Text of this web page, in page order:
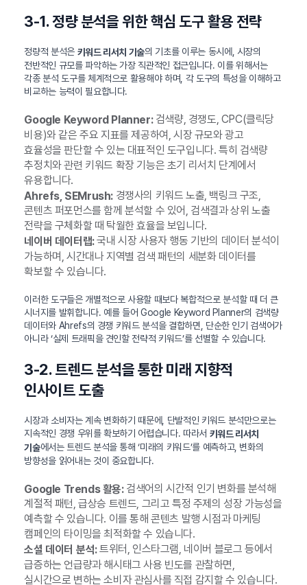
3-1. 정량 분석을 위한 핵심 도구 활용 전략
정량적 분석은 키워드 리서치 기술의 기초를 이루는 동시에, 시장의
전반적인 규모를 파악하는 가장 직관적인 접근입니다. 이를 위해서는
각종 분석 도구를 체계적으로 활용해야 하며, 각 도구의 특성을 이해하고
비교하는 능력이 필요합니다.
Google Keyword Planner:검색량, 경쟁도, CPC(클릭당
비용)와 같은 주요 지표를 제공하여, 시장 규모와 광고
효율성을 판단할 수 있는 대표적인 도구입니다. 특히 검색량
추정치와 관련 키워드 확장 기능은 초기 리서치 단계에서
유용합니다.
Ahrefs, SEMrush:경쟁사의 키워드 노출, 백링크 구조,
콘텐츠 퍼포먼스를 함께 분석할 수 있어, 검색결과 상위 노출
전략을 구체화할 때 탁월한 효율을 보입니다.
네이버 데이터랩:국내 시장 사용자 행동 기반의 데이터 분석이
가능하며, 시간대나 지역별 검색 패턴의 세분화 데이터를
확보할 수 있습니다.
이러한 도구들은 개별적으로 사용할 때보다 복합적으로 분석할 때 더 큰
시너지를 발휘합니다. 예를 들어 Google Keyword Planner의 검색량
데이터와 Ahrefs의 경쟁 키워드 분석을 결합하면, 단순한 인기 검색어가
아니라 ‘실제 트래픽을 견인할 전략적 키워드’를 선별할 수 있습니다.
3-2. 트렌드 분석을 통한 미래 지향적
인사이트 도출
시장과 소비자는 계속 변화하기 때문에, 단발적인 키워드 분석만으로는
지속적인 경쟁 우위를 확보하기 어렵습니다. 따라서 키워드 리서치
기술에서는 트렌드 분석을 통해 ‘미래의 키워드’를 예측하고, 변화의
방향성을 읽어내는 것이 중요합니다.
Google Trends 활용:검색어의 시간적 인기 변화를 분석해
계절적 패턴, 급상승 트렌드, 그리고 특정 주제의 성장 가능성을
예측할 수 있습니다. 이를 통해 콘텐츠 발행 시점과 마케팅
캠페인의 타이밍을 최적화할 수 있습니다.
소셜 데이터 분석:트위터, 인스타그램, 네이버 블로그 등에서
급증하는 언급량과 해시태그 사용 빈도를 관찰하면,
실시간으로 변하는 소비자 관심사를 직접 감지할 수 있습니다.